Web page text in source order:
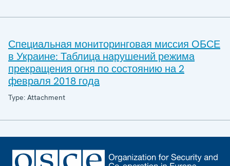
Специальная мониторинговая миссия ОБСЕ
в Украине: Таблица нарушений режима
прекращения огня по состоянию на 2
февраля 2018 года
Type: Attachment